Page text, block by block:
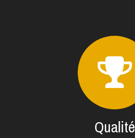
Qualité